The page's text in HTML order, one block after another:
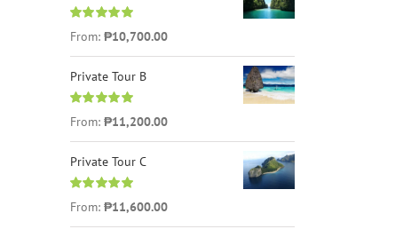
Rated
5.00
out of 5
From: ₱10,700.00
Private Tour B
Rated
5.00
out of 5
From: ₱11,200.00
Private Tour C
Rated
5.00
out of 5
From: ₱11,600.00